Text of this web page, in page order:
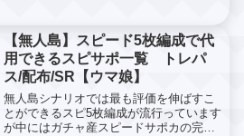
【無人島】スピード5枚編成で代
用できるスピサポ一覧 トレパ
ス/配布/SR【ウマ娘】
無人島シナリオでは最も評価を伸ばすこ
とができるスピ5枚編成が流行っています
が中にはガチャ産スピードサポカの完凸